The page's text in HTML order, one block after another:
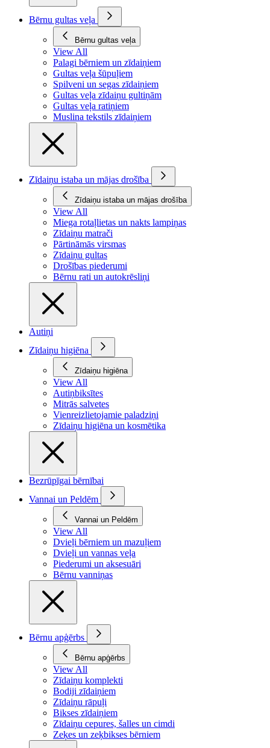
Bērnu gultas veļa
Bērnu gultas veļa
View All
Palagi bērniem un zīdaiņiem
Gultas veļa šūpuļiem
Spilveni un segas zīdaiņiem
Gultas veļa zīdaiņu gultiņām
Gultas veļa ratiņiem
Muslina tekstils zīdaiņiem
Zīdaiņu istaba un mājas drošība
Zīdaiņu istaba un mājas drošība
View All
Miega rotaļlietas un nakts lampiņas
Zīdaiņu matrači
Pārtināmās virsmas
Zīdaiņu gultas
Drošības piederumi
Bērnu rati un autokrēsliņi
Autiņi
Zīdaiņu higiēna
Zīdaiņu higiēna
View All
Autiņbiksītes
Mitrās salvetes
Vienreizlietojamie paladziņi
Zīdaiņu higiēna un kosmētika
Bezrūpīgai bērnībai
Vannai un Peldēm
Vannai un Peldēm
View All
Dvieļi bērniem un mazuļiem
Dvieļi un vannas veļa
Piederumi un aksesuāri
Bērnu vanniņas
Bērnu apģērbs
Bērnu apģērbs
View All
Zīdaiņu komplekti
Bodiji zīdaiņiem
Zīdaiņu rāpuļi
Bikses zīdaiņiem
Zīdaiņu cepures, šalles un cimdi
Zeķes un zeķbikses bērniem